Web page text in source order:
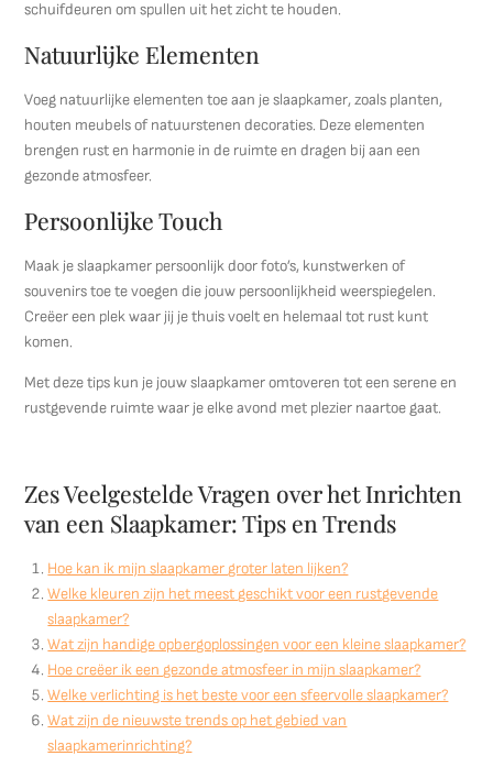
schuifdeuren om spullen uit het zicht te houden.
Natuurlijke Elementen
Voeg natuurlijke elementen toe aan je slaapkamer, zoals planten,
houten meubels of natuurstenen decoraties. Deze elementen
brengen rust en harmonie in de ruimte en dragen bij aan een
gezonde atmosfeer.
Persoonlijke Touch
Maak je slaapkamer persoonlijk door foto’s, kunstwerken of
souvenirs toe te voegen die jouw persoonlijkheid weerspiegelen.
Creëer een plek waar jij je thuis voelt en helemaal tot rust kunt
komen.
Met deze tips kun je jouw slaapkamer omtoveren tot een serene en
rustgevende ruimte waar je elke avond met plezier naartoe gaat.
Zes Veelgestelde Vragen over het Inrichten
van een Slaapkamer: Tips en Trends
Hoe kan ik mijn slaapkamer groter laten lijken?
Welke kleuren zijn het meest geschikt voor een rustgevende
slaapkamer?
Wat zijn handige opbergoplossingen voor een kleine slaapkamer?
Hoe creëer ik een gezonde atmosfeer in mijn slaapkamer?
Welke verlichting is het beste voor een sfeervolle slaapkamer?
Wat zijn de nieuwste trends op het gebied van
slaapkamerinrichting?